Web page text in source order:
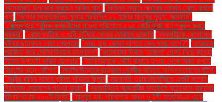
'বিস্ফোরণ' উপভোগ করছেন শাকিব খান" "বিভিন্ন স্থানে খাবারের দোকান খোলা রাখতে
বাধা "বিশ্বের সংঘাতজনিত ক্ষুধায় প্রতিদিন ২১ হাজার মানুষের মৃত্যু: অক্সফাম"
"বেক্সিমকোর শ্রমিক-কর্মচারীদের পাওনা পরিশোধে ৫২৫ কোটি টাকা ঋণ প্রদান করবে
সরকার" "বোমা ফাটিয়ে ও গুলি চালিয়ে সোনার দোকানে ডাকাতি "ব্যবসায়ীকে কোপানোর
ঘটনায় ছাত্রদল নেতা গ্রেপ্তার "ভাঙা হাড় জোড়া লাগতে কেন সময় লাগে?" "ভারতকে
পরাজিত করে সেমিফাইনালে বাংলাদেশ" "ভালোবাসা দিবসে ‘তামাশা’ পোস্ট নিয়ে ব্যাখ্যা
দিলেন উপদেষ্টা ফরিদা আখতার" "ভিনিসিয়ুসকে সৌদি ক্লাবে যাওয়া থেকে বিরত রাখতে
রিয়ালের নতুন কৌশল" "মতলব উত্তরে ছাত্রদল নেত্রীর বাড়িতে অগ্নিসংযোগের ঘটনা"
"মন্ত্রীর বাড়ির সামনে বৃষ্টিতে দাঁড়িয়ে ছিলাম "ময়নামতি ওয়ার সিমেট্রিতে একটি জাপানি
সৈনিকের দেহাবশেষ পাওয়া যায়নি" "ময়মনসিংহে আজহারীর মাহফিলে মুঠোফোন হারানোর
ঘটনায় থানায় ২০০টি জিডি" "মামুনুল হক: সচিবালয়ে আগুন ও টঙ্গী হত্যাকাণ্ড একে